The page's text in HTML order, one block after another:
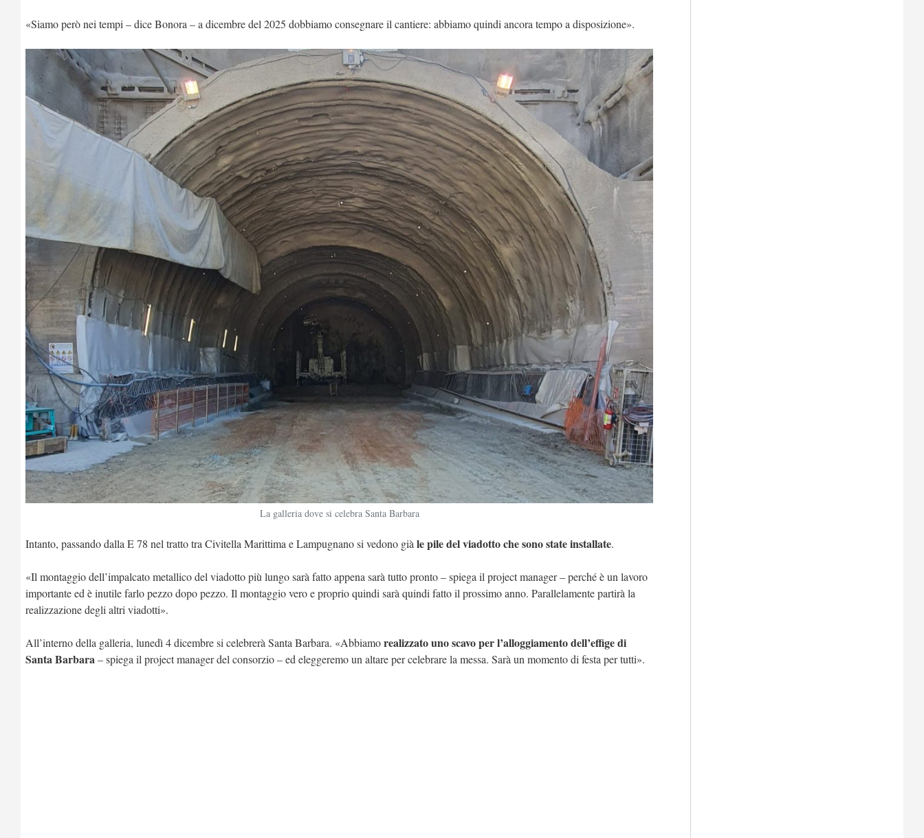
«Siamo però nei tempi – dice Bonora – a dicembre del 2025 dobbiamo consegnare il cantiere: abbiamo quindi ancora tempo a disposizione».
La galleria dove si celebra Santa Barbara
Intanto, passando dalla E 78 nel tratto tra Civitella Marittima e Lampugnano si vedono già le pile del viadotto che sono state installate.
«Il montaggio dell’impalcato metallico del viadotto più lungo sarà fatto appena sarà tutto pronto – spiega il project manager – perché è un lavoro
importante ed è inutile farlo pezzo dopo pezzo. Il montaggio vero e proprio quindi sarà quindi fatto il prossimo anno. Parallelamente partirà la
realizzazione degli altri viadotti».
All’interno della galleria, lunedì 4 dicembre si celebrerà Santa Barbara. «Abbiamorealizzato uno scavo per l’alloggiamento dell’effige di
Santa Barbara– spiega il project manager del consorzio – ed eleggeremo un altare per celebrare la messa. Sarà un momento di festa per tutti».